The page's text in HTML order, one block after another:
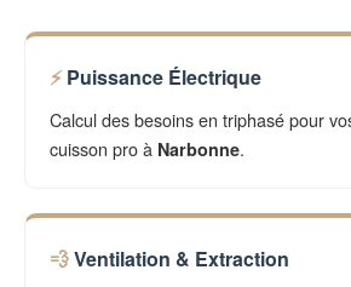
Puissance Électrique
Calcul des besoins en triphasé pour
cuisson pro à Narbonne.
Ventilation & Extraction